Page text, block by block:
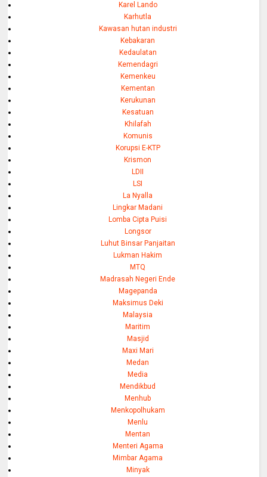
Karel Lando
Karhutla
Kawasan hutan industri
Kebakaran
Kedaulatan
Kemendagri
Kemenkeu
Kementan
Kerukunan
Kesatuan
Khilafah
Komunis
Korupsi E-KTP
Krismon
LDII
LSI
La Nyalla
Lingkar Madani
Lomba Cipta Puisi
Longsor
Luhut Binsar Panjaitan
Lukman Hakim
MTQ
Madrasah Negeri Ende
Magepanda
Maksimus Deki
Malaysia
Maritim
Masjid
Maxi Mari
Medan
Media
Mendikbud
Menhub
Menkopolhukam
Menlu
Mentan
Menteri Agama
Mimbar Agama
Minyak